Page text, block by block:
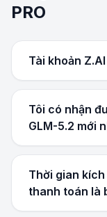
PRO
Tài khoản
Tôi có nhận
GLM-5.2 mới
Thời gian
thanh toán là